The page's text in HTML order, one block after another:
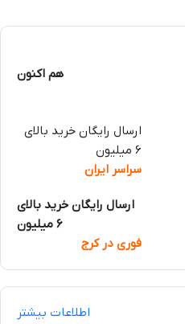
هم اکنون
ارسال رایگان خرید بالای
6 میلیون
سراسر ایران
ارسال رایگان خرید بالای
6 میلیون
فوری در کرج
اطلاعات بیشتر